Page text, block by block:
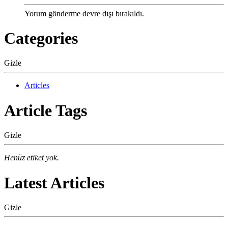
Yorum gönderme devre dışı bırakıldı.
Categories
Gizle
Articles
Article Tags
Gizle
Henüz etiket yok.
Latest Articles
Gizle